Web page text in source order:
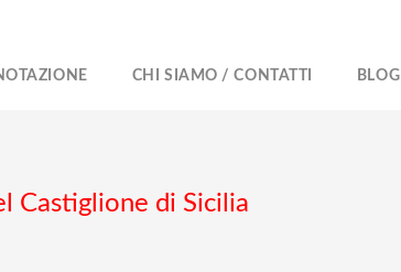
CHI SIAMO / CONTATTI BLOG
Castiglione di Sicilia